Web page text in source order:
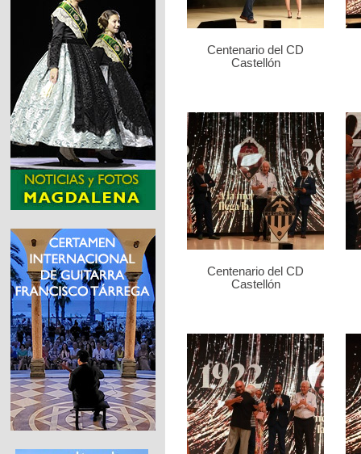
Centenario del CD
Castellón
Centenario del CD
Castellón